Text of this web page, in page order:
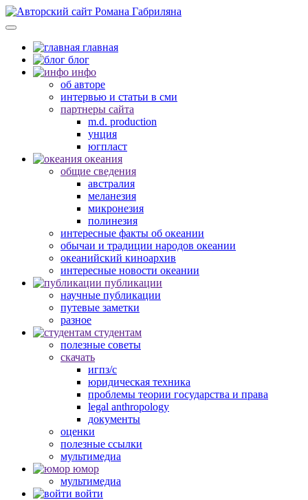
главная
блог
инфо
об авторе
интервью и статьи в сми
партнеры сайта
m.d. production
унция
югпласт
океания
общие сведения
австралия
меланезия
микронезия
полинезия
интересные факты об океании
обычаи и традиции народов океании
океанийский киноархив
интересные новости океании
публикации
научные публикации
путевые заметки
разное
студентам
полезные советы
скачать
игпз/с
юридическая техника
проблемы теории государства и права
legal anthropology
документы
оценки
полезные ссылки
мультимедиа
юмор
мультимедиа
войти